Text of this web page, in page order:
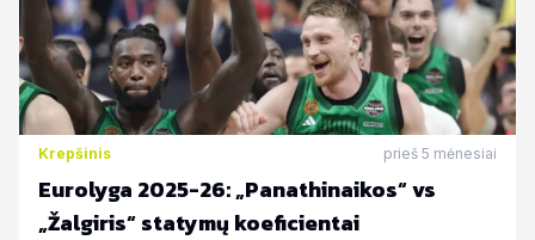
Krepšinis prieš 5 mėnesiai
Eurolyga 2025-26: „Panathinaikos“ vs
„Žalgiris“ statymų koeficientai